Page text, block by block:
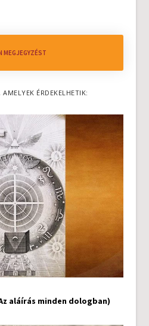
MEGJEGYZÉST
ÉRDEKELHETIK:
aláírás minden dologban)